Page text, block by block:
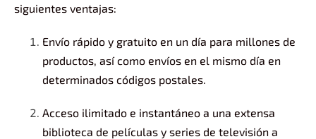
siguientes ventajas:
Envío rápido y gratuito en un día para millones de
productos, así como envíos en el mismo día en
determinados códigos postales.
Acceso ilimitado e instantáneo a una extensa
biblioteca de películas y series de televisión a